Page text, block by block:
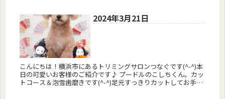
2024年3月21日
こんにちは！横浜市にあるトリミングサロンつなぐです(^-^)本
日の可愛いお客様のご紹介です♪ プードルのこしちくん。カッ
トコース＆泡雪歯磨きです(^-^)足元すっきりカットしてお手入